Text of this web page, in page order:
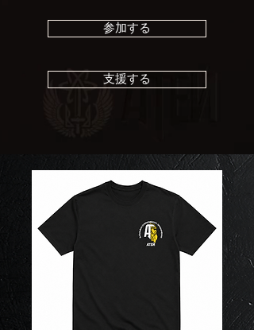
参加する
支援する